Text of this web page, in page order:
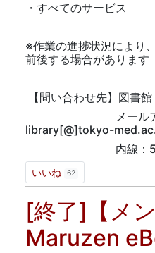
・すべてのサービス
※作業の進捗状況により
前後する場合があります
【問い合わせ先】図書館
メールアド
library[@]tokyo-
内線：5621
いいね 62
[終了]【メ
Maruzen